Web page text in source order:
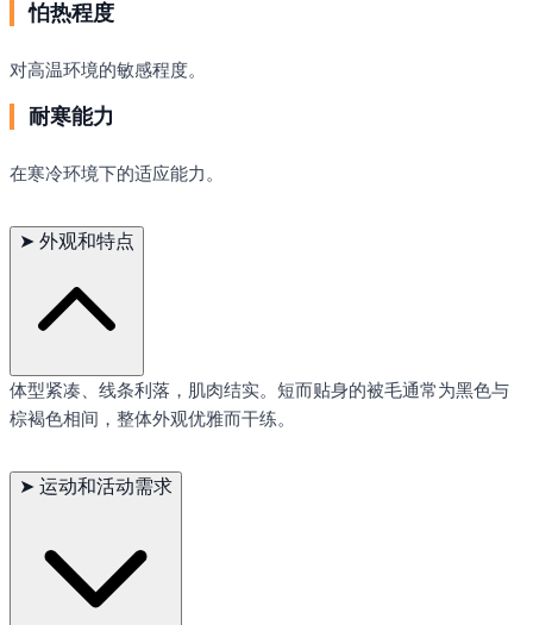
怕热程度
对高温环境的敏感程度。
耐寒能力
在寒冷环境下的适应能力。
➤ 外观和特点
体型紧凑、线条利落，肌肉结实。短而贴身的被毛通常为黑色与
棕褐色相间，整体外观优雅而干练。
➤ 运动和活动需求